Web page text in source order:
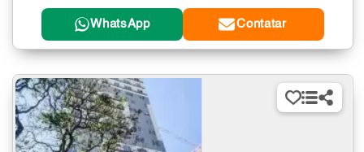
WhatsApp Contatar